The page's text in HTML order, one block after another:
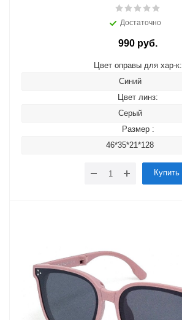
Достаточно
990 руб.
Цвет оправы для хар-к:
Синий
Цвет линз:
Серый
Размер :
46*35*21*128
Купить